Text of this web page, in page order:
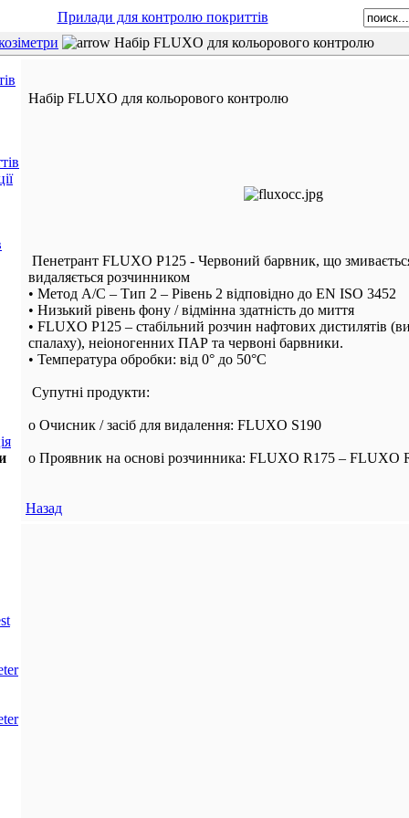
Прилади для контролю покриттів
Набір FLUXO для кольорового контролю
Набір FLUXO для кольорового контролю
Пенетрант FLUXO P125 - Червоний барвник, що
видаляється розчинником
• Метод A/C – Тип 2 – Рівень 2 відповідно до EN ISO 3452
• Низький рівень фону / відмінна здатність до миття
• FLUXO P125 – стабільний розчин нафтових дистилятів
спалаху), неіоногенних ПАР та червоні барвники.
• Температура обробки: від 0° до 50°C
Супутні продукти:
o Очисник / засіб для видалення: FLUXO S190
o Проявник на основі розчинника: FLUXO R175 – FLUXO
Назад